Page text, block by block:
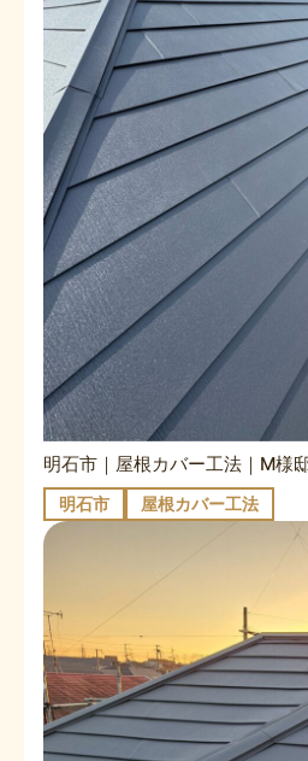
明石市｜屋根カバー工法｜M様
明石市 屋根カバー工法